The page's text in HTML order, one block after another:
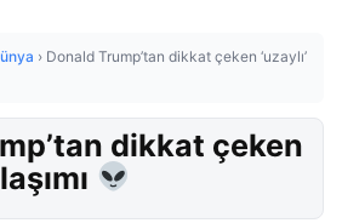
› Donald Trump’tan dikkat çeken ‘uzaylı’
dikkat çeken